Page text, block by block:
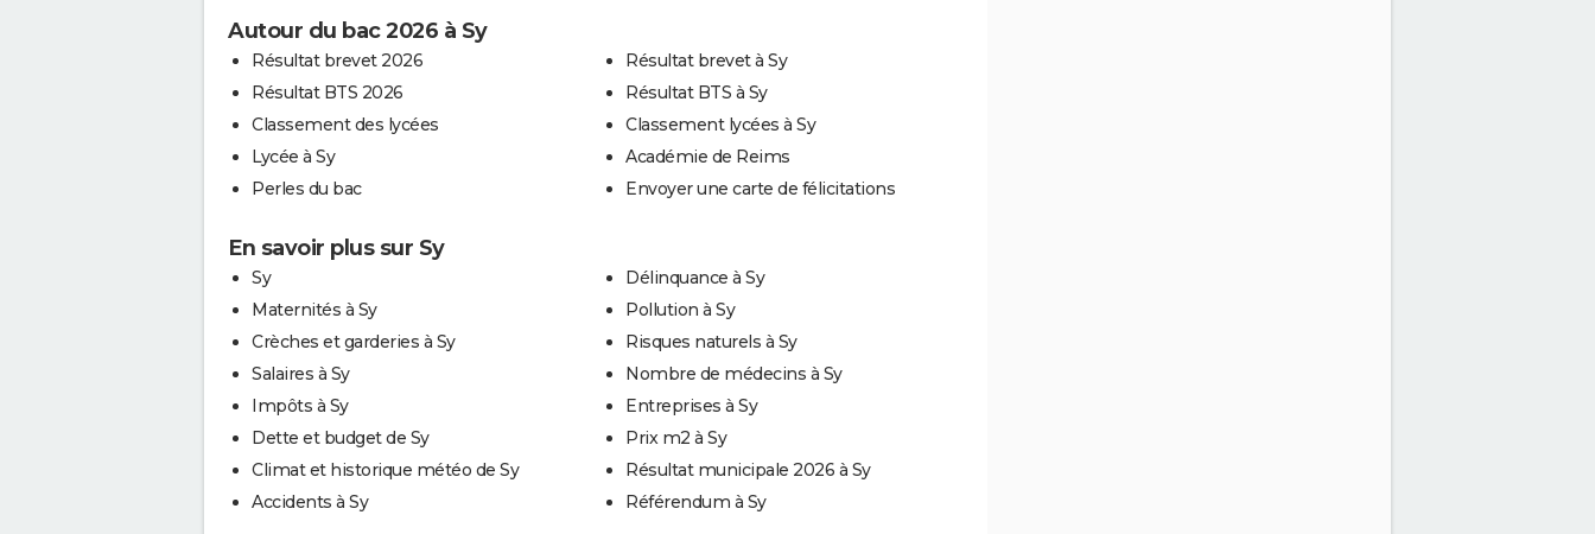
Autour du bac 2026 à Sy
Résultat brevet 2026
Résultat BTS 2026
Classement des lycées
Lycée à Sy
Perles du bac
Résultat brevet à Sy
Résultat BTS à Sy
Classement lycées à Sy
Académie de Reims
Envoyer une carte de félicitations
En savoir plus sur Sy
Sy
Maternités à Sy
Crèches et garderies à Sy
Salaires à Sy
Impôts à Sy
Dette et budget de Sy
Climat et historique météo de Sy
Accidents à Sy
Délinquance à Sy
Pollution à Sy
Risques naturels à Sy
Nombre de médecins à Sy
Entreprises à Sy
Prix m2 à Sy
Résultat municipale 2026 à Sy
Référendum à Sy